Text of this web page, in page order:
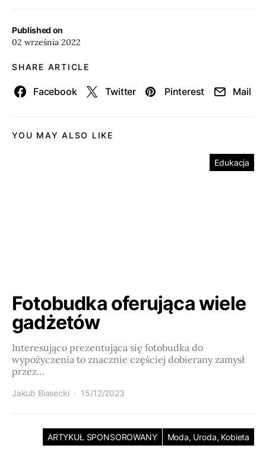
Published on
02 września 2022
SHARE ARTICLE
Facebook Twitter Pinterest Mail
YOU MAY ALSO LIKE
Edukacja
Fotobudka oferująca wiele
gadżetów
Interesująco prezentująca się fotobudka do
wypożyczenia to znacznie częściej dobierany zamysł
przez…
Jakub Biasecki 15/12/2023
ARTYKUŁ SPONSOROWANY Moda, Uroda, Kobieta